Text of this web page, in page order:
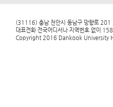
(31116) 충남 천안시 동남구 망향로 201
대표전화 전국어디서나 지역번호 없이
Copyright 2016 Dankook University